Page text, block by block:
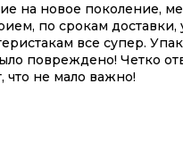
на новое поколение,
по срокам доставки,
все супер.
повреждено! Четко
не мало важно!